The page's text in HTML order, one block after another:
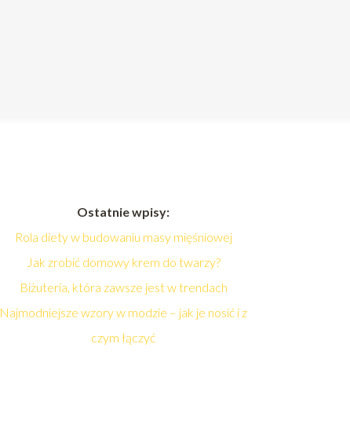
Ostatnie wpisy:
Rola diety w budowaniu masy mięśniowej
Jak zrobić domowy krem do twarzy?
Biżuteria, która zawsze jest w trendach
Najmodniejsze wzory w modzie – jak je nosić i z
czym łączyć